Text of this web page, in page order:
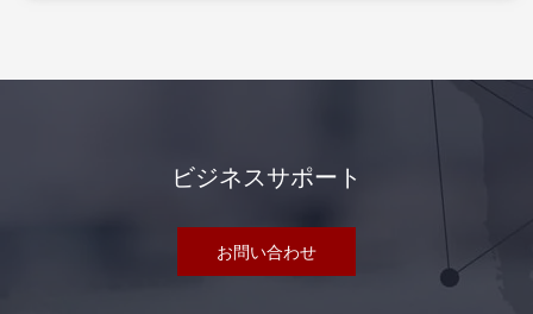
ビジネスサポート
お問い合わせ